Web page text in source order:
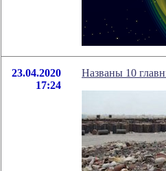
23.04.2020
17:24
Названы 10